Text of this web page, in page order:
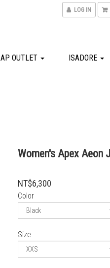
LOG IN
OUTLET ISADORE
Women's Apex Aeon
NT$6,300
Color
Size